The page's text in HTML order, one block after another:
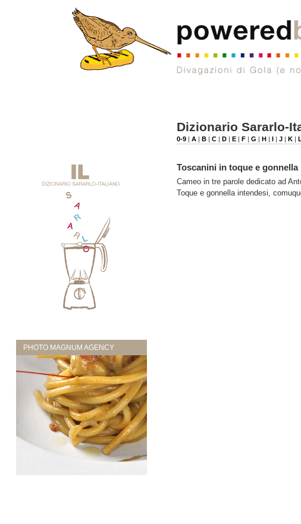
PHOTO MAGNUM AGENCY
Dizionario Sararlo-
0-9| A| B| C| D| E| F| G | H| I| J| K| L
Toscanini in toque e gonnella
Cameo in tre parole dedicato ad
Toque e gonnella intendesi,